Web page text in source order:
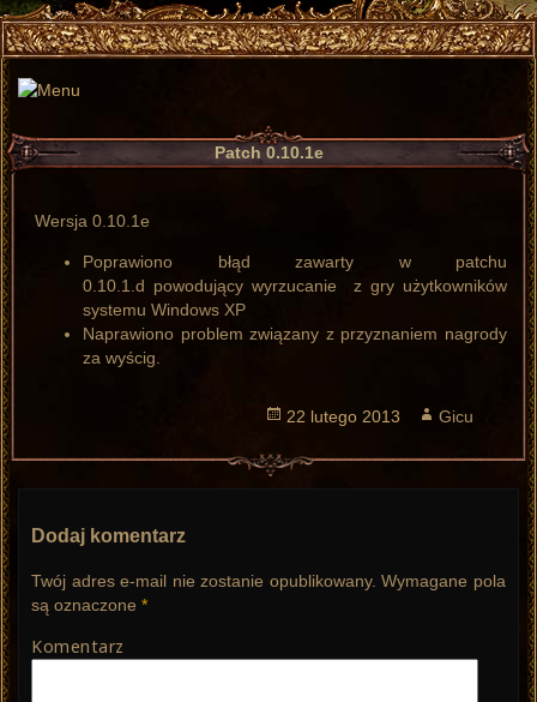
Patch 0.10.1e
Wersja 0.10.1e
Poprawiono błąd zawarty w patchu
0.10.1.d powodujący wyrzucanie z gry użytkowników
systemu Windows XP
Naprawiono problem związany z przyznaniem nagrody
za wyścig.
Opublikowano
22 lutego 2013 Autor
Gicu
Dodaj komentarz
Twój adres e-mail nie zostanie opublikowany. Wymagane pola
są oznaczone *
Komentarz